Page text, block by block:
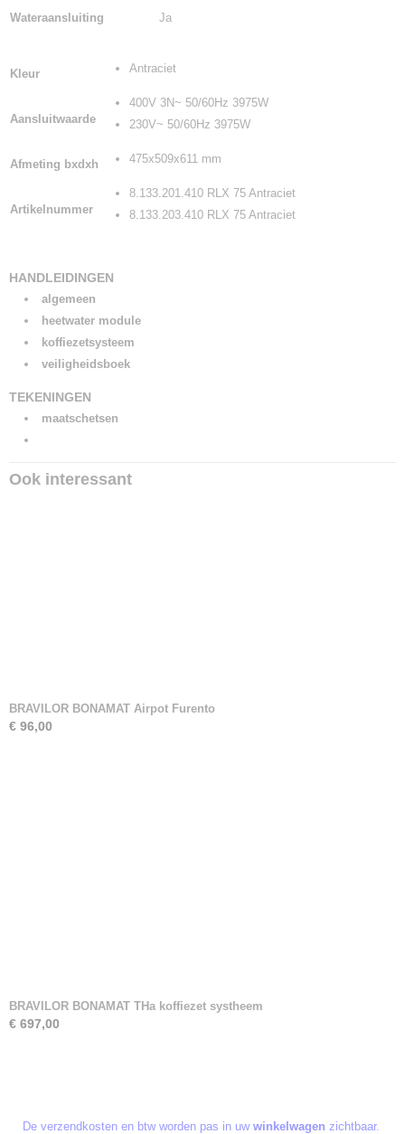
Wateraansluiting Ja
Kleur Antraciet
Aansluitwaarde
400V 3N~ 50/60Hz 3975W
230V~ 50/60Hz 3975W
Afmeting bxdxh 475x509x611 mm
Artikelnummer
8.133.201.410 RLX 75 Antraciet
8.133.203.410 RLX 75 Antraciet
HANDLEIDINGEN
algemeen
heetwater module
koffiezetsysteem
veiligheidsboek
TEKENINGEN
maatschetsen
Ook interessant
BRAVILOR BONAMAT Airpot Furento
€ 96,00
BRAVILOR BONAMAT THa koffiezet systheem
€ 697,00
De verzendkosten en btw worden pas in uw winkelwagen zichtbaar.